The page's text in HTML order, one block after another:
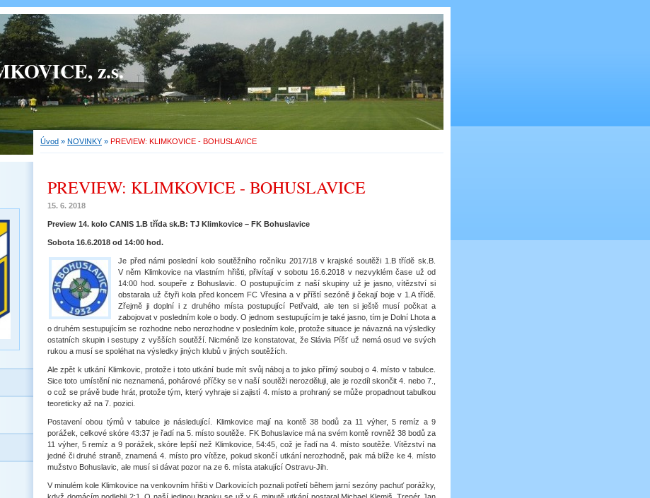
z.s.
Úvod » NOVINKY » PREVIEW: KLIMKOVICE - BOHUSLAVICE
PREVIEW: KLIMKOVICE - BOHUSLAVICE
15. 6. 2018
Preview 14. kolo CANIS 1.B třída sk.B: TJ Klimkovice – FK Bohuslavice
Sobota 16.6.2018 od 14:00 hod.
Je před námi poslední kolo soutěžního ročníku 2017/18 v krajské soutěži 1.B třídě sk.B.
V něm Klimkovice na vlastním hřišti, přivítají v sobotu 16.6.2018 v nezvyklém čase už od
14:00 hod. soupeře z Bohuslavic. O postupujícím z naší skupiny už je jasno, vítězství si
obstarala už čtyři kola před koncem FC Vřesina a v příští sezóně ji čekají boje v 1.A třídě.
Zřejmě ji doplní i z druhého místa postupující Petřvald, ale ten si ještě musí počkat a
zabojovat v posledním kole o body. O jednom sestupujícím je také jasno, tím je Dolní Lhota a
o druhém sestupujícím se rozhodne nebo nerozhodne v posledním kole, protože situace je návazná na výsledky
ostatních skupin i sestupy z vyšších soutěží. Nicméně lze konstatovat, že Slávia Píšť už nemá osud ve svých
rukou a musí se spoléhat na výsledky jiných klubů v jiných soutěžích.
Ale zpět k utkání Klimkovic, protože i toto utkání bude mít svůj náboj a to jako přímý souboj o 4. místo v tabulce.
Sice toto umístění nic neznamená, pohárové příčky se v naší soutěži nerozděluji, ale je rozdíl skončit 4. nebo 7.,
o což se právě bude hrát, protože tým, který vyhraje si zajistí 4. místo a prohraný se může propadnout tabulkou
teoreticky až na 7. pozici.
Postavení obou týmů v tabulce je následující. Klimkovice mají na kontě 38 bodů za 11 výher, 5 remíz a 9
porážek, celkové skóre 43:37 je řadí na 5. místo soutěže. FK Bohuslavice má na svém kontě rovněž 38 bodů za
11 výher, 5 remíz a 9 porážek, skóre lepší než Klimkovice, 54:45, což je řadí na 4. místo soutěže. Vítězství na
jedné či druhé straně, znamená 4. místo pro vítěze, pokud skončí utkání nerozhodně, pak má blíže ke 4. místo
mužstvo Bohuslavic, ale musí si dávat pozor na ze 6. místa atakující Ostravu-Jih.
V minulém kole Klimkovice na venkovním hřišti v Darkovicích poznali potřetí během jarní sezóny pachuť porážky,